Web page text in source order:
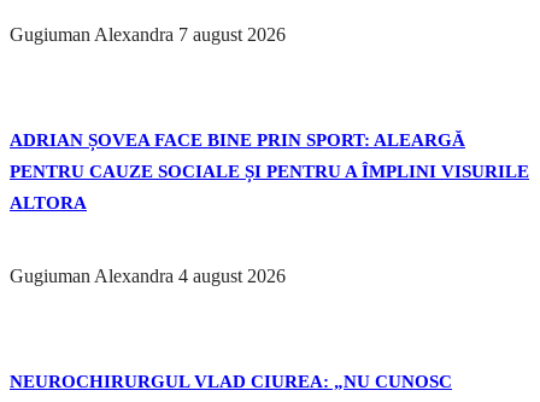
Gugiuman Alexandra 7 august 2026
ADRIAN ȘOVEA FACE BINE PRIN SPORT: ALEARGĂ
PENTRU CAUZE SOCIALE ȘI PENTRU A ÎMPLINI VISURILE
ALTORA
Gugiuman Alexandra 4 august 2026
NEUROCHIRURGUL VLAD CIUREA: „NU CUNOSC